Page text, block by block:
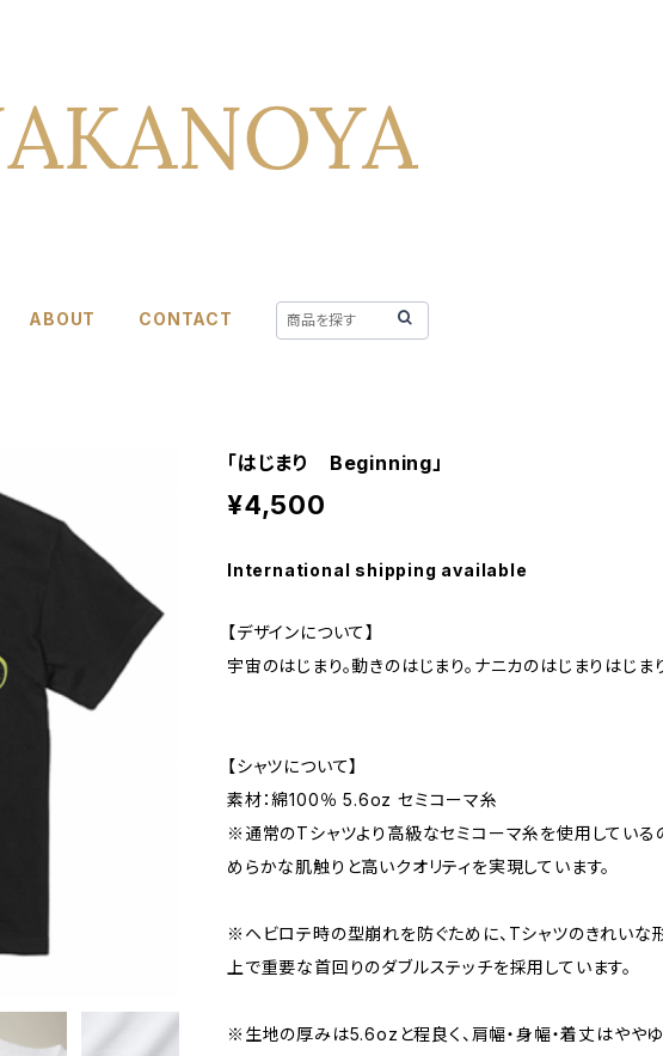
ABOUT CONTACT
「はじまり Beginning」
¥4,500
International shipping available
【デザインについて】
宇宙のはじまり。動きのはじまり。ナニカのはじまりはじまり
【シャツについて】
素材：綿100％ 5.6oz セミコーマ糸
※通常のTシャツより高級なセミコーマ糸を使用している
めらかな肌触りと高いクオリティを実現しています。
※ヘビロテ時の型崩れを防ぐために、Tシャツのきれいな
上で重要な首回りのダブルステッチを採用しています。
※生地の厚みは5.6ozと程良く、肩幅・身幅・着丈はやや